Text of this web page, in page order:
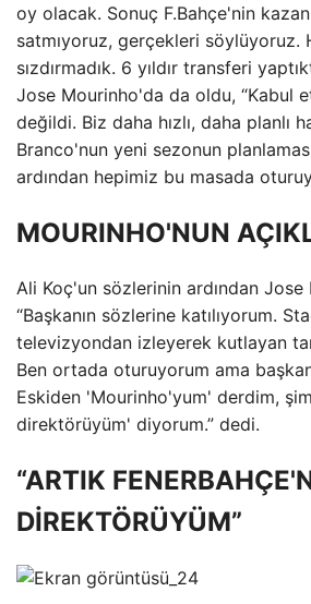
oy olacak. Sonuç F.Bahçe'nin
satmıyoruz, gerçekleri
sızdırmadık. 6 yıldır transferi
Jose Mourinho'da da oldu, “Kabul
değildi. Biz daha hızlı, daha planlı
Branco'nun yeni sezonun
ardından hepimiz bu masada
MOURINHO'NUN
Ali Koç'un sözlerinin ardından
“Başkanın sözlerine katılıyorum.
televizyondan izleyerek kutlayan
Ben ortada oturuyorum ama
Eskiden 'Mourinho'yum' derdim,
direktörüyüm' diyorum.” dedi.
“ARTIK
DİREKTÖRÜYÜM”